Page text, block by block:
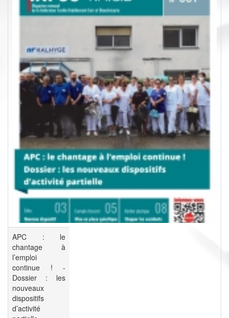
APC : le
chantage à
l’emploi
continue ! -
Dossier : les
nouveaux
dispositifs
d’activité